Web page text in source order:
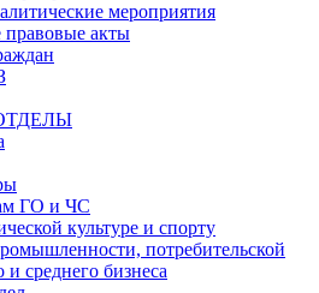
мероприятия
акты
ГО и ЧС
культуре и спорту
потребительской
среднего бизнеса